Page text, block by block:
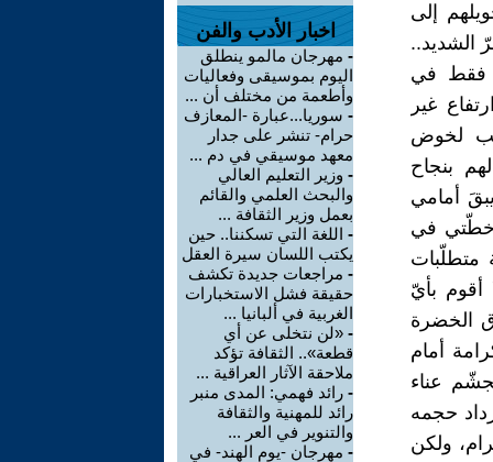
إلى
الشديد..
فقط في
غير
لخوض
بنجاح
أمامي
خطّتي في
متطلّبات
أقوم بأيّ
الخضرة
أمام
عناء
حجمه
ولكن
اخبار الأدب والفن
- مهرجان مالمو ينطلق
اليوم بموسيقى وفعاليات
وأطعمة من مختلف أن ...
- سوريا...عبارة -المعازف
حرام- تنشر على جدار
معهد موسيقي في دم ...
- وزير التعليم العالي
والبحث العلمي والقائم
بعمل وزير الثقافة ...
- اللغة التي تسكننا.. حين
يكتب اللسان سيرة العقل
- مراجعات جديدة تكشف
حقيقة فشل الاستخبارات
الغربية في ألبانيا ...
- «لن نتخلى عن أي
قطعة».. الثقافة تؤكد
ملاحقة الآثار العراقية ...
- رائد فهمي: المدى منبر
رائد للمهنية والثقافة
والتنوير في العر ...
- مهرجان -يوم الهند- في